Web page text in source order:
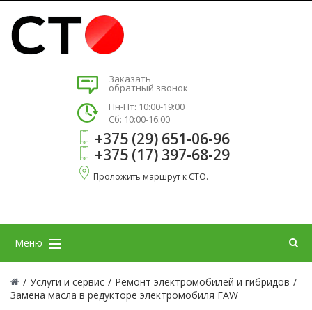
Заказать
обратный звонок
Пн-Пт: 10:00-19:00
Сб: 10:00-16:00
+375 (29) 651-06-96
+375 (17) 397-68-29
Проложить маршрут к СТО.
Меню
/ Услуги и сервис / Ремонт электромобилей и гибридов /
Замена масла в редукторе электромобиля FAW